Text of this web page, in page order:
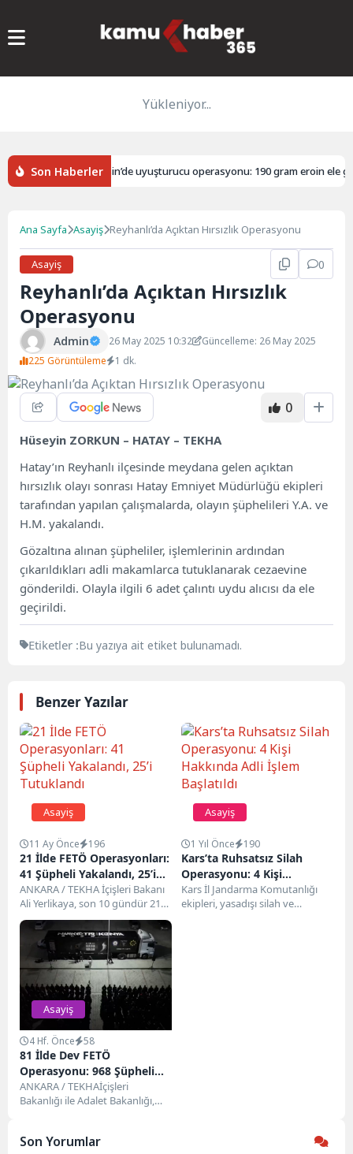
Yükleniyor...
Son Haberler
hibe Mersin’de uyuşturucu operasyonu: 190 gram eroin ele
Ana Sayfa Asayiş Reyhanlı’da Açıktan Hırsızlık Operasyonu
Asayiş 0
Reyhanlı’da Açıktan Hırsızlık
Operasyonu
Admin 26 May 2025 10:32
Güncelleme: 26 May 2025
225 Görüntüleme
1 dk.
0
Hüseyin ZORKUN – HATAY – TEKHA
Hatay’ın Reyhanlı ilçesinde meydana gelen açıktan
hırsızlık olayı sonrası Hatay Emniyet Müdürlüğü ekipleri
tarafından yapılan çalışmalarda, olayın şüphelileri Y.A. ve
H.M. yakalandı.
Gözaltına alınan şüpheliler, işlemlerinin ardından
çıkarıldıkları adli makamlarca tutuklanarak cezaevine
gönderildi. Olayla ilgili 6 adet çalıntı uydu alıcısı da ele
geçirildi.
Etiketler :Bu yazıya ait etiket bulunamadı.
Benzer Yazılar
Asayiş
11 Ay Önce 196
21 İlde FETÖ Operasyonları:
41 Şüpheli Yakalandı, 25’i
Tutuklandı
ANKARA / TEKHA İçişleri Bakanı
Ali Yerlikaya, son 10 gündür 21
ilde düzenlenen FETÖ
operasyonları...
Asayiş
1 Yıl Önce 190
Kars’ta Ruhsatsız Silah
Operasyonu: 4 Kişi
Hakkında Adli İşlem
Başlatıldı
Kars İl Jandarma Komutanlığı
ekipleri, yasadışı silah ve
Asayiş
4 Hf. Önce 58
81 İlde Dev FETÖ
Operasyonu: 968 Şüpheli
Hakkında Yakalama Kararı
ANKARA / TEKHAİçişleri
Bakanlığı ile Adalet Bakanlığı,
Son Yorumlar